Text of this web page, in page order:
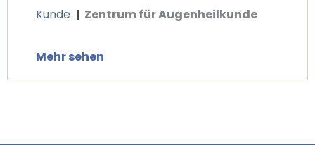
Kunde
Zentrum für Augenheilkunde
Mehr sehen